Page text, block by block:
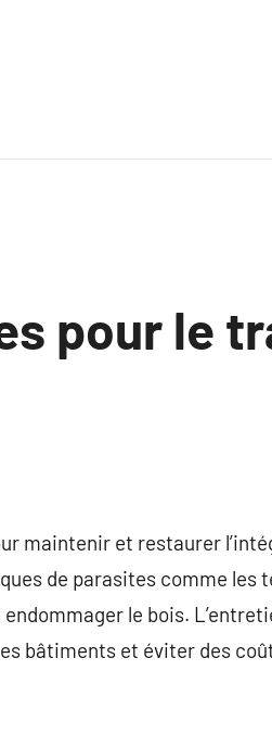
pour le
maintenir et restaurer
de parasites comme
le bois.
bâtiments et éviter des